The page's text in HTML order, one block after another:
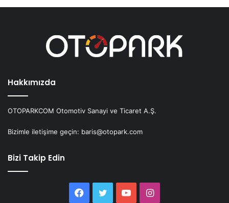
Hakkımızda
OTOPARKCOM Otomotiv Sanayi ve Ticaret A.Ş.
Bizimle iletişime geçin: baris@otopark.com
Bizi Takip Edin
Facebook
Twitter YouTubeInstagram